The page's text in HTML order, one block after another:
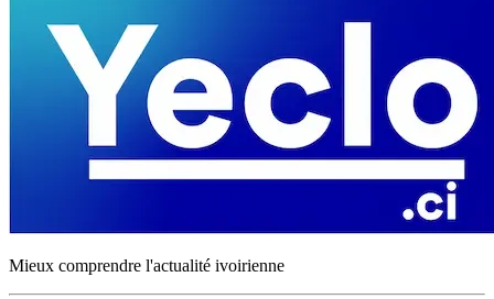
Mieux comprendre l'actualité ivoirienne